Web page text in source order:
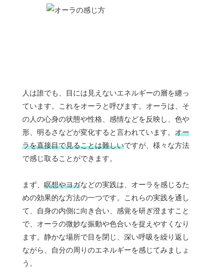
人は誰でも、目には見えないエネルギーの層を纏っ
ています。これをオーラと呼びます。オーラは、そ
の人の心身の状態や性格、感情などを反映し、色や
形、明るさなどが変化すると言われています。 オー
ラを直接目で見ることは難しいですが、様々な方法
で感じ取ることができます。
まず、 瞑想やヨガなどの実践は、オーラを感じるた
めの効果的な方法の一つです。これらの実践を通し
て、自身の内側に向き合い、感覚を研ぎ澄ますこと
で、オーラの微妙な振動や色合いを捉えやすくなり
ます。静かな場所で目を閉じ、深い呼吸を繰り返し
ながら、自分の周りのエネルギーを感じてみましょ
う。